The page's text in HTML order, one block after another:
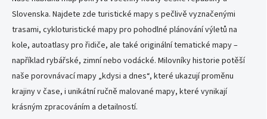
í
r
v
k
y
v
ý
p
i
o
á
n
í
Slovenska. Najdete zde turistické mapy s pečlivě vyznačenými
trasami, cykloturistické mapy pro pohodlné plánování výletů na
kole, autoatlasy pro řidiče, ale také originální tematické mapy –
například rybářské, zimní nebo vodácké. Milovníky historie potěší
naše porovnávací mapy „kdysi a dnes“, které ukazují proměnu
krajiny v čase, i unikátní ručně malované mapy, které vynikají
krásným zpracováním a detailností.